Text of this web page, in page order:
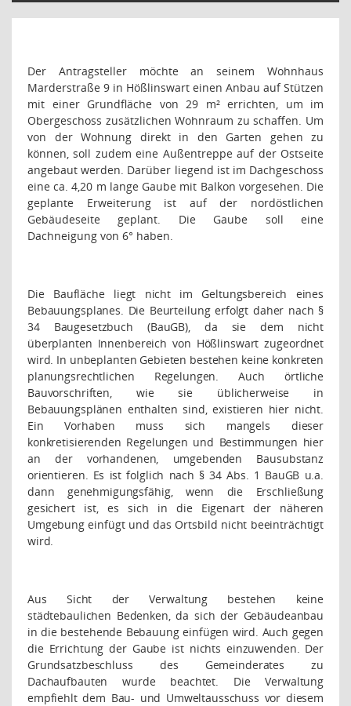
Der Antragsteller möchte an seinem Wohnhaus
Marderstraße 9 in Hößlinswart einen Anbau auf Stützen
mit einer Grundfläche von 29 m² errichten, um im
Obergeschoss zusätzlichen Wohnraum zu schaffen. Um
von der Wohnung direkt in den Garten gehen zu
können, soll zudem eine Außentreppe auf der Ostseite
angebaut werden. Darüber liegend ist im Dachgeschoss
eine ca. 4,20 m lange Gaube mit Balkon vorgesehen. Die
geplante Erweiterung ist auf der nordöstlichen
Gebäudeseite geplant. Die Gaube soll eine
Dachneigung von 6° haben.
Die Baufläche liegt nicht im Geltungsbereich eines
Bebauungsplanes. Die Beurteilung erfolgt daher nach §
34 Baugesetzbuch (BauGB), da sie dem nicht
überplanten Innenbereich von Hößlinswart zugeordnet
wird. In unbeplanten Gebieten bestehen keine konkreten
planungsrechtlichen Regelungen. Auch örtliche
Bauvorschriften, wie sie üblicherweise in
Bebauungsplänen enthalten sind, existieren hier nicht.
Ein Vorhaben muss sich mangels dieser
konkretisierenden Regelungen und Bestimmungen hier
an der vorhandenen, umgebenden Bausubstanz
orientieren. Es ist folglich nach § 34 Abs. 1 BauGB u.a.
dann genehmigungsfähig, wenn die Erschließung
gesichert ist, es sich in die Eigenart der näheren
Umgebung einfügt und das Ortsbild nicht beeinträchtigt
wird.
Aus Sicht der Verwaltung bestehen keine
städtebaulichen Bedenken, da sich der Gebäudeanbau
in die bestehende Bebauung einfügen wird. Auch gegen
die Errichtung der Gaube ist nichts einzuwenden. Der
Grundsatzbeschluss des Gemeinderates zu
Dachaufbauten wurde beachtet. Die Verwaltung
empfiehlt dem Bau- und Umweltausschuss vor diesem